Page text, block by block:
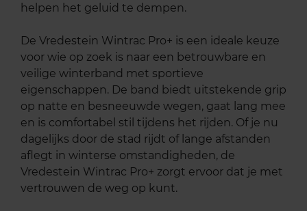
helpen het geluid te dempen.
De Vredestein Wintrac Pro+ is een ideale keuze
voor wie op zoek is naar een betrouwbare en
veilige winterband met sportieve
eigenschappen. De band biedt uitstekende grip
op natte en besneeuwde wegen, gaat lang mee
en is comfortabel stil tijdens het rijden. Of je nu
dagelijks door de stad rijdt of lange afstanden
aflegt in winterse omstandigheden, de
Vredestein Wintrac Pro+ zorgt ervoor dat je met
vertrouwen de weg op kunt.